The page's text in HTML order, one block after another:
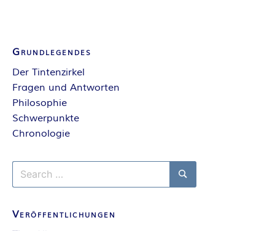
T
A
S
Y
A
U
T
Grundlegendes
Der Tintenzirkel
Fragen und Antworten
Philosophie
Schwerpunkte
Chronologie
Search
for:
Search
Veröffentlichungen